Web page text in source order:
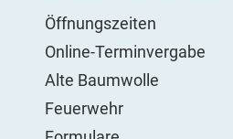
Öffnungszeiten
Online-Terminvergabe
Alte Baumwolle
Feuerwehr